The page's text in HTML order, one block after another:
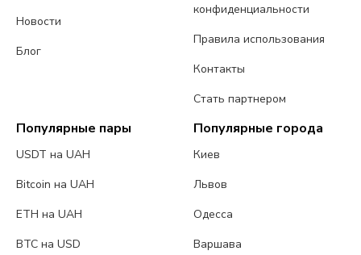
Новости
Блог
конфиденциальности
Правила использования
Контакты
Стать партнером
Популярные пары
USDT на UAH
Bitcoin на UAH
ETH на UAH
BTC на USD
Популярные города
Киев
Львов
Одесса
Варшава